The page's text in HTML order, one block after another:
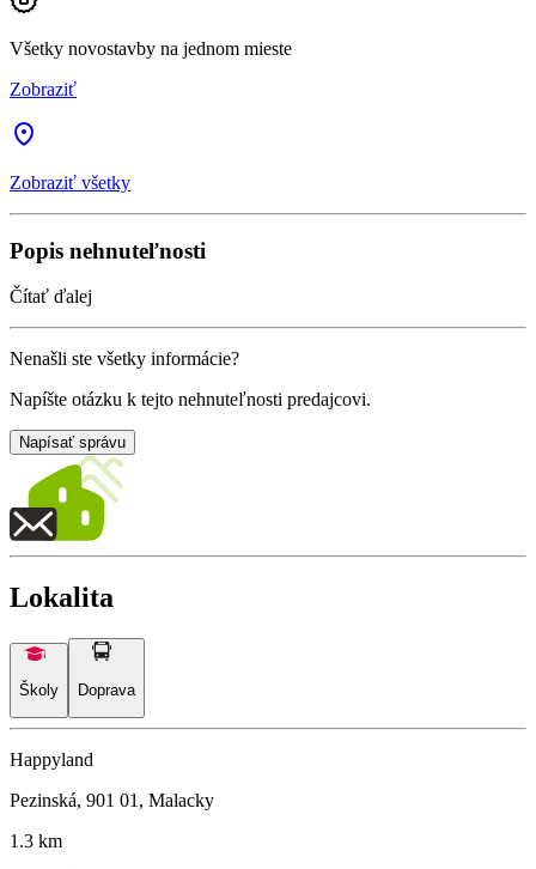
Všetky novostavby na jednom mieste
Zobraziť
Zobraziť všetky
Popis nehnuteľnosti
Čítať ďalej
Nenašli ste všetky informácie?
Napíšte otázku k tejto nehnuteľnosti predajcovi.
Napísať správu
Lokalita
Školy Doprava
Happyland
Pezinská, 901 01, Malacky
1.3 km